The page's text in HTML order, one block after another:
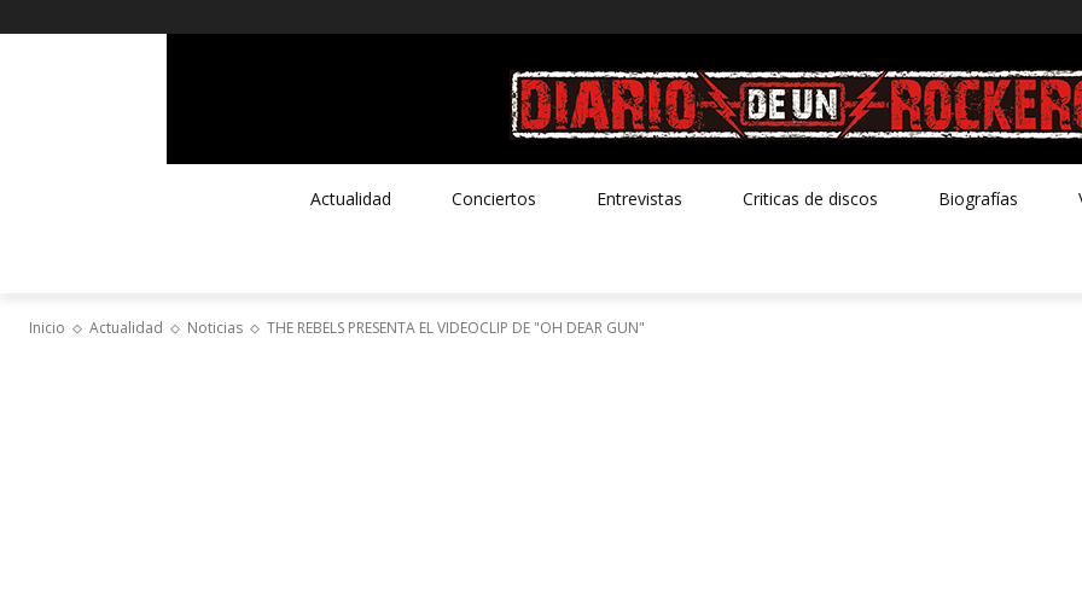
Actualidad Conciertos Entrevistas Criticas de discos Biografías
Inicio Actualidad Noticias THE REBELS PRESENTA EL VIDEOCLIP DE "OH DEAR GUN"